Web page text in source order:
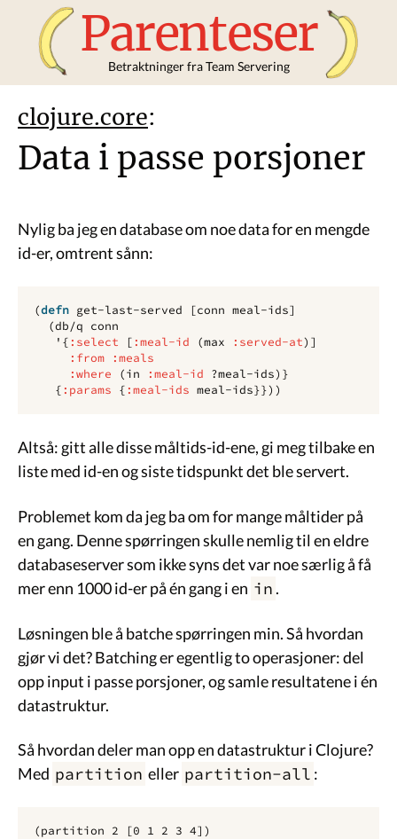
Parenteser
Betraktninger fra Team Servering
clojure.core:
Data i passe porsjoner
Nylig ba jeg en database om noe data for en mengde
id-er, omtrent sånn:
(defn get-last-served [conn meal-ids]
(db/q
conn
' { :select [ :meal-id (max :served-at)]
:from
:meals
:where
( in :meal-id ?meal-ids)}
{ :params { :meal-ids meal-ids}}))
Altså: gitt alle disse måltids-id-ene, gi meg tilbake en
liste med id-en og siste tidspunkt det ble servert.
Problemet kom da jeg ba om for mange måltider på
en gang. Denne spørringen skulle nemlig til en eldre
databaseserver som ikke syns det var noe særlig å få
mer enn 1000 id-er på én gang i en in .
Løsningen ble å batche spørringen min. Så hvordan
gjør vi det? Batching er egentlig to operasjoner: del
opp input i passe porsjoner, og samle resultatene i én
datastruktur.
Så hvordan deler man opp en datastruktur i Clojure?
Med partition eller partition-all :
( partition 2 [0 1 2 3 4])